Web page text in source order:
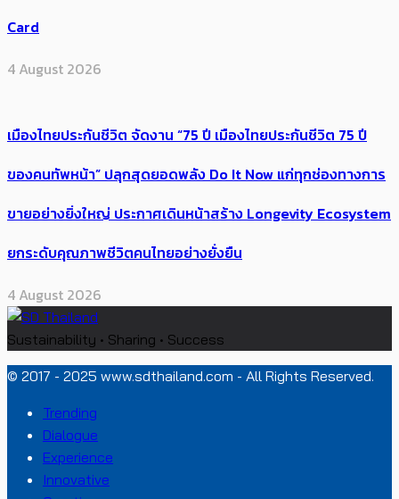
Card
4 August 2026
เมืองไทยประกันชีวิต จัดงาน “75 ปี เมืองไทยประกันชีวิต 75 ปี
ของคนทัพหน้า” ปลุกสุดยอดพลัง Do It Now แก่ทุกช่องทางการ
ขายอย่างยิ่งใหญ่ ประกาศเดินหน้าสร้าง Longevity Ecosystem
ยกระดับคุณภาพชีวิตคนไทยอย่างยั่งยืน
4 August 2026
Sustainability • Sharing • Success
© 2017 - 2025 www.sdthailand.com - All Rights Reserved.
Trending
Dialogue
Experience
Innovative